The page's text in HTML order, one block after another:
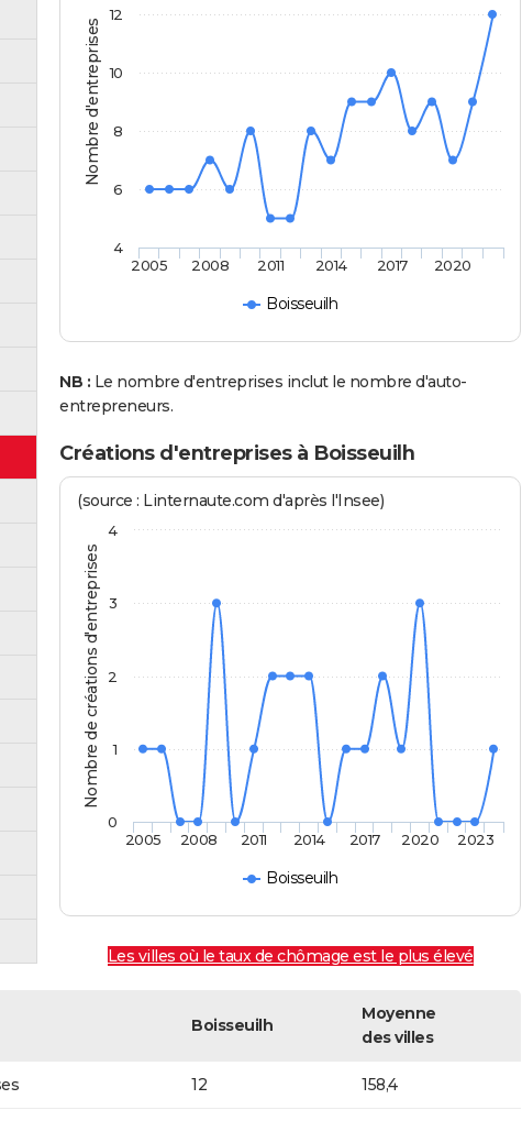
Nombre d'entreprises
Boisseuilh
2005 2008 2011 2014 2017 2020
4
6
8
10
12
NB : Le nombre d'entreprises inclut le nombre d'auto-
entrepreneurs.
Créations d'entreprises à Boisseuilh
Nombre de créations d'entreprises
(source : Linternaute.com d'après l'Insee)
Boisseuilh
2005 2008 2011 2014 2017 2020 2023
0
1
2
3
4
Les villes où le taux de chômage est le plus élevé
Boisseuilh
Moyenne
des villes
12 158,4